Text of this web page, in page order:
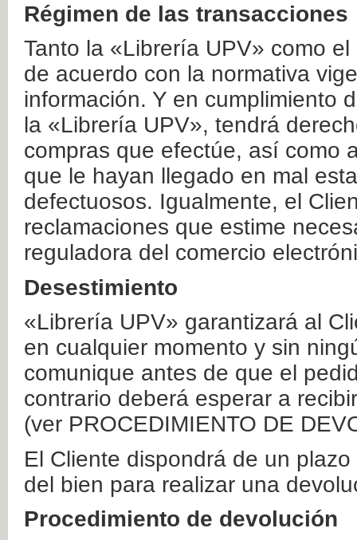
Régimen de las transacciones
Tanto la «Librería UPV» como
de acuerdo con la normativa
información. Y en cumplimiento
la «Librería UPV», tendrá
compras que efectúe, así como
que le hayan llegado en mal
defectuosos. Igualmente, el
reclamaciones que estime
reguladora del comercio
Desestimiento
«Librería UPV» garantizará al
en cualquier momento y sin
comunique antes de que el
contrario deberá esperar a
(ver PROCEDIMIENTO DE
El Cliente dispondrá de un
del bien para realizar una
Procedimiento de devolución